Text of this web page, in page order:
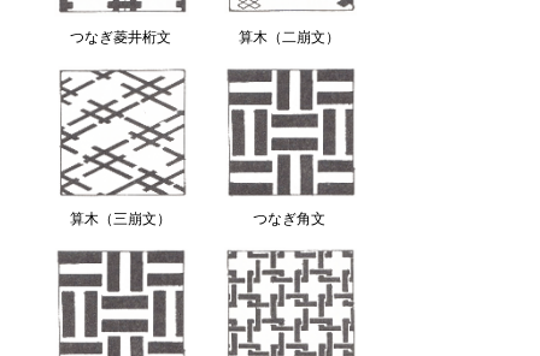
つなぎ菱井桁文 算木（二崩文）
算木（三崩文） つなぎ角文